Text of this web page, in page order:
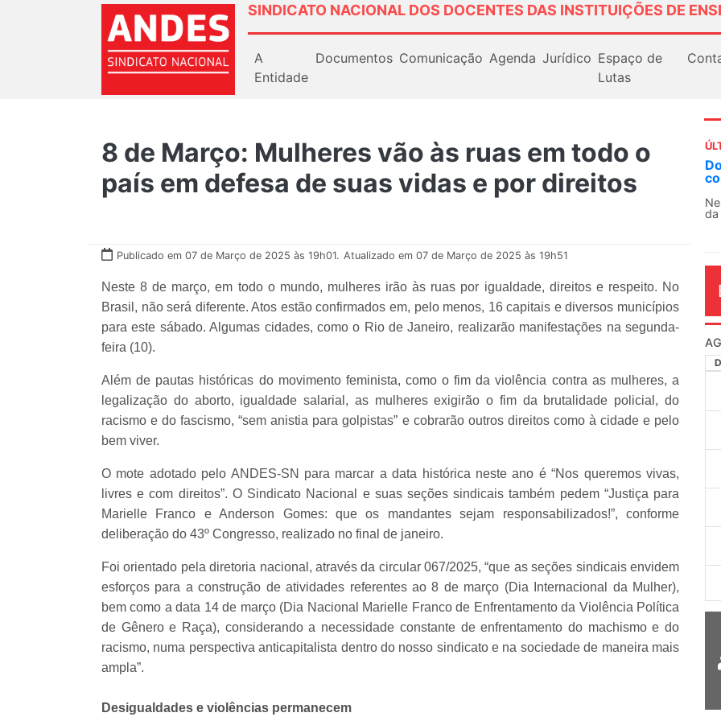
SINDICATO NACIONAL DOS DOCENTES DAS INSTITUIÇÕES DE
A
Entidade
Documentos Comunicação Agenda Jurídico Espaço de
Lutas
8 de Março: Mulheres vão às ruas em todo o
país em defesa de suas vidas e por direitos
Publicado em 07 de Março de 2025 às 19h01. Atualizado em 07 de Março de 2025 às 19h51
Neste 8 de março, em todo o mundo, mulheres irão às ruas por igualdade, direitos e respeito. No
Brasil, não será diferente. Atos estão confirmados em, pelo menos, 16 capitais e diversos municípios
para este sábado. Algumas cidades, como o Rio de Janeiro, realizarão manifestações na segunda-
feira (10).
Além de pautas históricas do movimento feminista, como o fim da violência contra as mulheres, a
legalização do aborto, igualdade salarial, as mulheres exigirão o fim da brutalidade policial, do
racismo e do fascismo, “sem anistia para golpistas” e cobrarão outros direitos como à cidade e pelo
bem viver.
O mote adotado pelo ANDES-SN para marcar a data histórica neste ano é “Nos queremos vivas,
livres e com direitos”. O Sindicato Nacional e suas seções sindicais também pedem “Justiça para
Marielle Franco e Anderson Gomes: que os mandantes sejam responsabilizados!”, conforme
deliberação do 43º Congresso, realizado no final de janeiro.
Foi orientado pela diretoria nacional, através da circular 067/2025, “que as seções sindicais envidem
esforços para a construção de atividades referentes ao 8 de março (Dia Internacional da Mulher),
bem como a data 14 de março (Dia Nacional Marielle Franco de Enfrentamento da Violência Política
de Gênero e Raça), considerando a necessidade constante de enfrentamento do machismo e do
racismo, numa perspectiva anticapitalista dentro do nosso sindicato e na sociedade de maneira mais
ampla”.
Desigualdades e violências permanecem
Docentes paralisam novamente as atividades
contra as políticas de Milei na Argentina
Nessa segunda-feira (3), sindicatos de docentes
O